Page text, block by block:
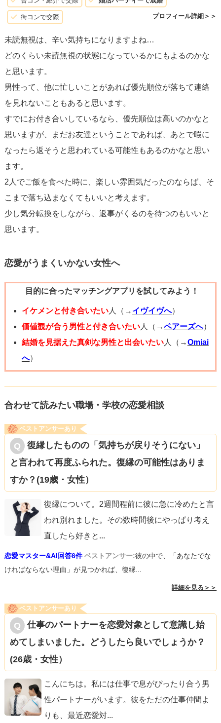
街コンで交際 プロフィール詳細＞＞
未読無視は、辛い気持ちになりますよね…
どのくらい未読無視の状態になっているかにもよるのかな
と思います。
男性って、他に忙しいことがあれば優先順位が落ちて連絡
を見れないこともあると思います。
すでにお付き合いしているなら、優先順位は高いのかなと
思いますが、まだお友達ということであれば、あとで暇に
なったら返そうと思われている可能性もあるのかなと思い
ます。
2人でご飯を食べた時に、楽しい雰囲気だったのならば、そ
こまで落ち込まなくてもいいと考えます。
少し気分転換をしながら、返事がくるのを待つのもいいと
思います。
恋愛がうまくいかない女性へ
目的に合ったマッチングアプリを試してみよう！
イケメンと付き合いたい人（→ イヴイヴへ）
価値観が合う男性と付き合いたい人（→ペアーズへ）
結婚を見据えた真剣な男性と出会いたい人（→Omiai
へ）
合わせて読みたい職場・学校の恋愛相談
ベストアンサーあり
復縁したものの「気持ちが戻りそうにない」
と言われて再度ふられた。復縁の可能性はありま
すか？(19歳・女性）
復縁について。2週間程前に彼に急に冷めたと言
われ別れました。その数時間後にやっぱり考え
直したら好きと ...
恋愛マスター&AI回答6件 ベストアンサー:彼の中で、「あなたでな
ければならない理由」が見つかれば、復縁...
詳細を見る＞＞
ベストアンサーあり
仕事のパートナーを恋愛対象として意識し始
めてしまいました。どうしたら良いでしょうか？
(26歳・女性）
こんにちは。私には仕事で息がぴったり合う男
性パートナーがいます。彼をただの仕事仲間よ
りも、最近恋愛対...